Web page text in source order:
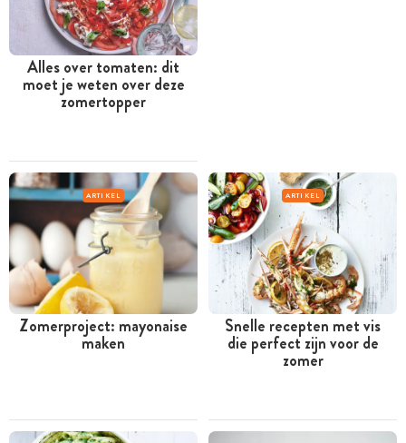
Alles over tomaten: dit
moet je weten over deze
zomertopper
ARTIKEL
Zomerproject: mayonaise
maken
ARTIKEL
Snelle recepten met vis
die perfect zijn voor de
zomer